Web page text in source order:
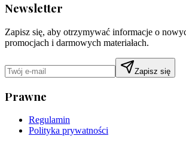
Newsletter
Zapisz się, aby otrzymywać informacje o
promocjach i darmowych materiałach.
Zapisz się
Prawne
Regulamin
Polityka prywatności